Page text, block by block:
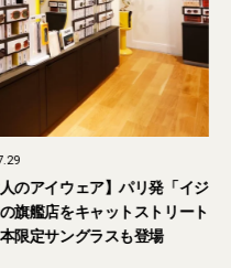
人のアイウェア】パリ発「イジ
旗艦店をキャットストリート
限定サングラスも登場